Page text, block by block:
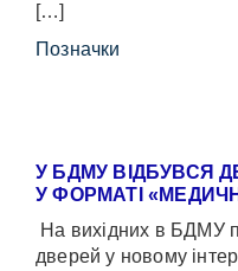
[…]
Позначки
У БДМУ ВІДБУВСЯ
У ФОРМАТІ
На вихідних в БДМУ
дверей у новому